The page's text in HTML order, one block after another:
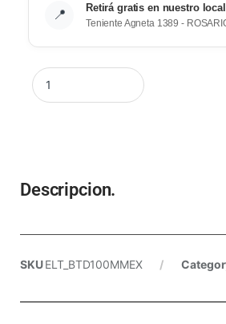
📍 Retirá gratis en nuestro local
Teniente Agneta 1389 -
Descripcion.
SKUELT_BTD100MMEX